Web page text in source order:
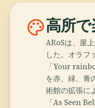
palette高所
ARoSは、屋
した。オラフ
「Your
を赤、緑、青
術館の拡張に
「As Seen